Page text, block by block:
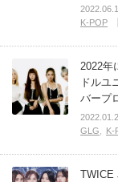
K-POP
2022年
ドルユ
バープ
GLG
K-
TWICE